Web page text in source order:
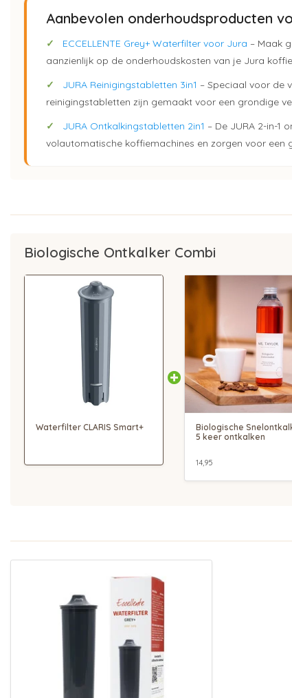
Aanbevolen onderhoudsproducten
✓ ECCELLENTE Grey+ Waterfilter voor Jura – Maak
aanzienlijk op de onderhoudskosten van je Jura
✓
JURA Reinigingstabletten 3in1 – Speciaal voor de
reinigingstabletten zijn gemaakt voor een grondige
✓
JURA Ontkalkingstabletten 2in1 – De JURA 2-in-1
volautomatische koffiemachines en zorgen voor een
Biologische Ontkalker Combi
Waterfilter CLARIS Smart+
Biologische
5 keer ontkalken
14,95